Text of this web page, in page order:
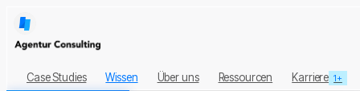
Case Studies Wissen Über uns Ressourcen Karriere 1+